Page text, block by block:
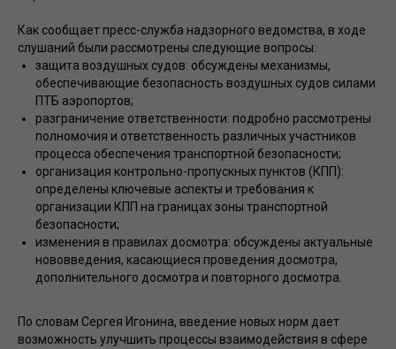
Как сообщает пресс-служба надзорного ведомства, в ходе
слушаний были рассмотрены следующие вопросы:
защита воздушных судов: обсуждены механизмы,
обеспечивающие безопасность воздушных судов силами
ПТБ аэропортов;
разграничение ответственности: подробно рассмотрены
полномочия и ответственность различных участников
процесса обеспечения транспортной безопасности;
организация контрольно-пропускных пунктов (КПП):
определены ключевые аспекты и требования к
организации КПП на границах зоны транспортной
безопасности;
изменения в правилах досмотра: обсуждены актуальные
нововведения, касающиеся проведения досмотра,
дополнительного досмотра и повторного досмотра.
По словам Сергея Игонина, введение новых норм дает
возможность улучшить процессы взаимодействия в сфере